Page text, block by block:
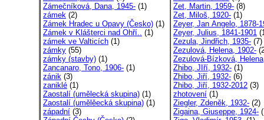
Zámečníková, Dana, 1945- (1)
zámek (2)
Zámek Hradec u Opavy (Česko) (1)
Zámek v Klášterci nad Ohří.. (1)
zámek ve Valticích (1)
zámky (55)
zámky (stavby) (1)
Zancanaro, Tono, 1906- (1)
zánik (3)
zaniklé (1)
Zaostalí (umělecká skupina) (1)
Zaostalí (umělěecká skupina) (1)
západní (3)
Zet, Martin, 1959- (8)
Zet, Miloš, 1920- (1)
Zeyer, Jan Angelo, 1878-
Zeyer, Julius, 1841-1901
Zezula, Jindřich, 1935- (7)
Zezulová, Helena, 1902-
Zezulová-Bízková,
Zhibo, JIří, 1932- (1)
Zhibo, Jiří, 1932- (6)
Zhibo, Jiří, 1932-2012 (3)
zhotovení (1)
Ziegler, Zdeněk, 1932- (2)
Zigaina, Giuseppe, 1924-